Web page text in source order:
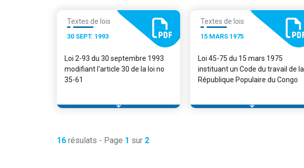
Textes de lois
30 SEPT. 1993
Loi 2-93 du 30 septembre 1993
modifiant l'article 30 de la loi no
35-61
Textes de lois
15 MARS 1975
Loi 45-75 du 15 mars 1975
instituant un Code du travail de la
République Populaire du Congo
16 résulats - Page 1 sur 2